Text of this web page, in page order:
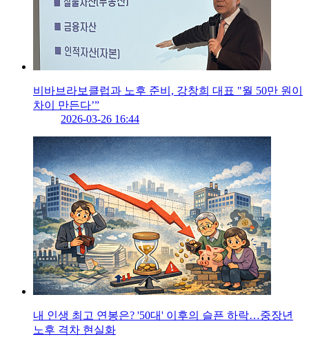
비바브라보클럽과 노후 준비, 강창희 대표 "월 50만 원이
차이 만든다’”
2026-03-26 16:44
내 인생 최고 연봉은? '50대' 이후의 슬픈 하락…중장년
노후 격차 현실화